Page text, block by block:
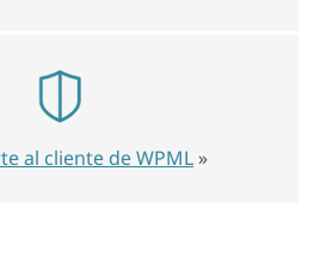
al cliente de WPML »